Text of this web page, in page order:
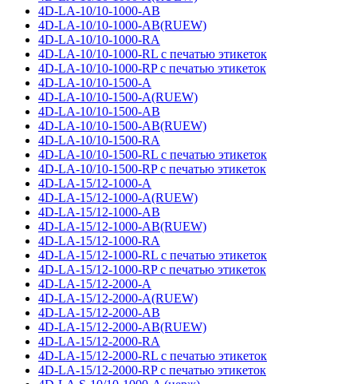
4D-LA-10/10-1000-AB
4D-LA-10/10-1000-AB(RUEW)
4D-LA-10/10-1000-RA
4D-LA-10/10-1000-RL с печатью этикеток
4D-LA-10/10-1000-RP с печатью этикеток
4D-LA-10/10-1500-A
4D-LA-10/10-1500-A(RUEW)
4D-LA-10/10-1500-AB
4D-LA-10/10-1500-AB(RUEW)
4D-LA-10/10-1500-RA
4D-LA-10/10-1500-RL с печатью этикеток
4D-LA-10/10-1500-RP с печатью этикеток
4D-LA-15/12-1000-A
4D-LA-15/12-1000-A(RUEW)
4D-LA-15/12-1000-AB
4D-LA-15/12-1000-AB(RUEW)
4D-LA-15/12-1000-RA
4D-LA-15/12-1000-RL с печатью этикеток
4D-LA-15/12-1000-RP с печатью этикеток
4D-LA-15/12-2000-A
4D-LA-15/12-2000-A(RUEW)
4D-LA-15/12-2000-AB
4D-LA-15/12-2000-AB(RUEW)
4D-LA-15/12-2000-RA
4D-LA-15/12-2000-RL с печатью этикеток
4D-LA-15/12-2000-RP с печатью этикеток